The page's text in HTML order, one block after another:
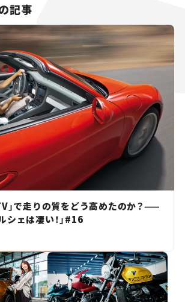
記事
」で走りの質をどう高めたのか？——
シェは凄い！」#16